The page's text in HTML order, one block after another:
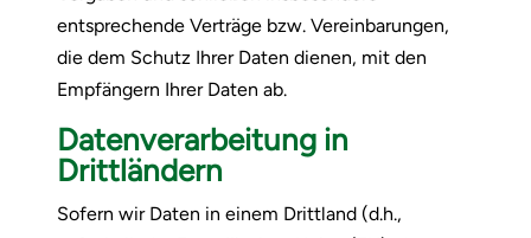
entsprechende Verträge bzw. Vereinbarungen,
die dem Schutz Ihrer Daten dienen, mit den
Empfängern Ihrer Daten ab.
Datenverarbeitung in
Drittländern
Sofern wir Daten in einem Drittland (d.h.,